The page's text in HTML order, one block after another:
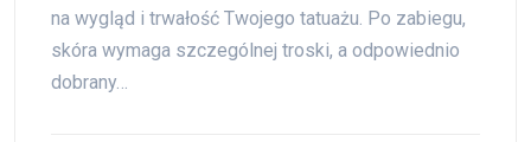
na wygląd i trwałość Twojego tatuażu. Po zabiegu,
skóra wymaga szczególnej troski, a odpowiednio
dobrany…